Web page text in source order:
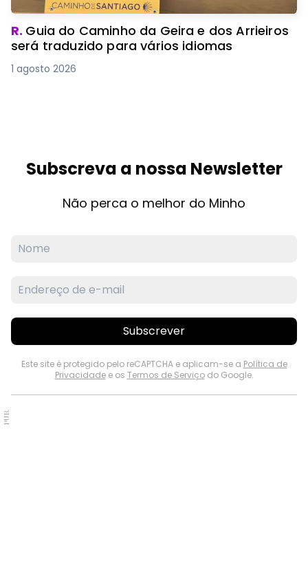
R. Guia do Caminho da Geira e dos Arrieiros
será traduzido para vários idiomas
1 agosto 2026
Subscreva a nossa Newsletter
Não perca o melhor do Minho
Subscrever
Este site é protegido pelo reCAPTCHA e aplicam-se a Política de
Privacidadee os Termos de Serviçodo Google.
PUB.